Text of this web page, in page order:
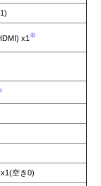
x1 ※
空き0)